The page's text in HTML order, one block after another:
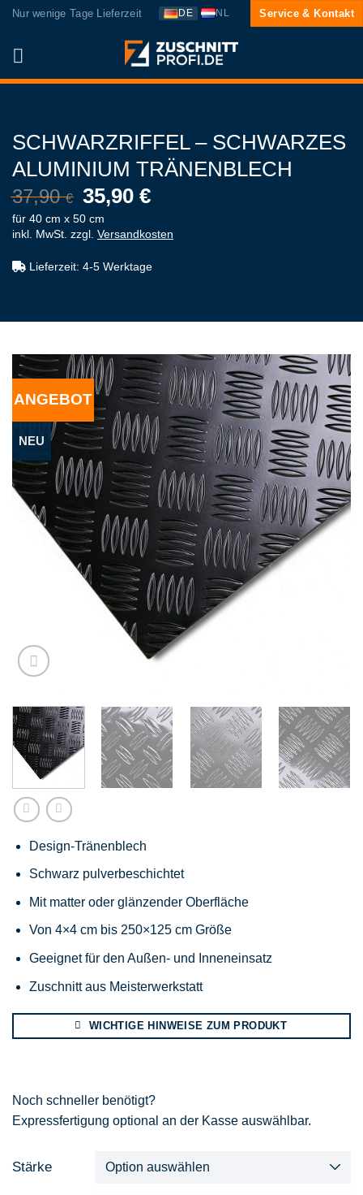
Zum
springen
Nur wenige Tage Lieferzeit DE NL Service & Kontakt
SCHWARZRIFFEL – SCHWARZES
ALUMINIUM TRÄNENBLECH
37,90€ 35,90 €
für 40 cm x 50 cm
inkl. MwSt. zzgl. Versandkosten
Lieferzeit: 4-5 Werktage
ANGEBOT
NEU
Design-Tränenblech
Schwarz pulverbeschichtet
Mit matter oder glänzender Oberfläche
Von 4×4 cm bis 250×125 cm Größe
Geeignet für den Außen- und Inneneinsatz
Zuschnitt aus Meisterwerkstatt
WICHTIGE HINWEISE ZUM PRODUKT
Noch schneller benötigt?
Expressfertigung optional an der Kasse auswählbar.
Stärke